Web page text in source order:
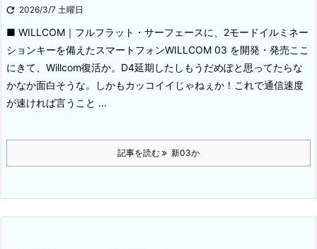
 2026/3/7 土曜日
■ WILLCOM｜フルフラット・サーフェースに、2モードイルミネー
ションキーを備えたスマートフォンWILLCOM 03 を開発・発売ここ
にきて、Willcom復活か。D4延期したしもうだめぽと思ってたらな
かなか面白そうな。しかもカッコイイじゃねぇか！これで通信速度
が速ければ言うこと ...
記事を読む 新03か